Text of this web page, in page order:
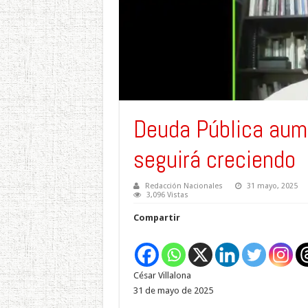
Deuda Pública
seguirá creciendo
Redacción Nacionales 31 mayo, 2025
3,096 Vistas
Compartir
César Villalona
31 de mayo de 2025